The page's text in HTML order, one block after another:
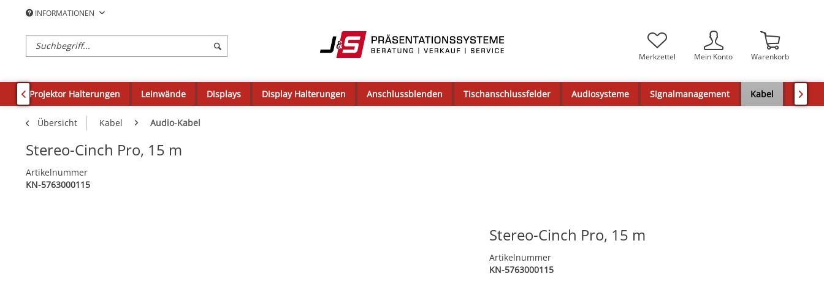
INFORMATIONEN
Merkzettel Mein Konto Warenkorb
Projektor Halterungen Leinwände Displays Display Halterungen Anschlussblenden Tischanschlussfelder Audiosysteme Signalmanagement Kabel
 
Übersicht Kabel Audio-Kabel
Stereo-Cinch Pro, 15 m
Artikelnummer
KN-5763000115
Stereo-Cinch Pro, 15 m
Artikelnummer
KN-5763000115